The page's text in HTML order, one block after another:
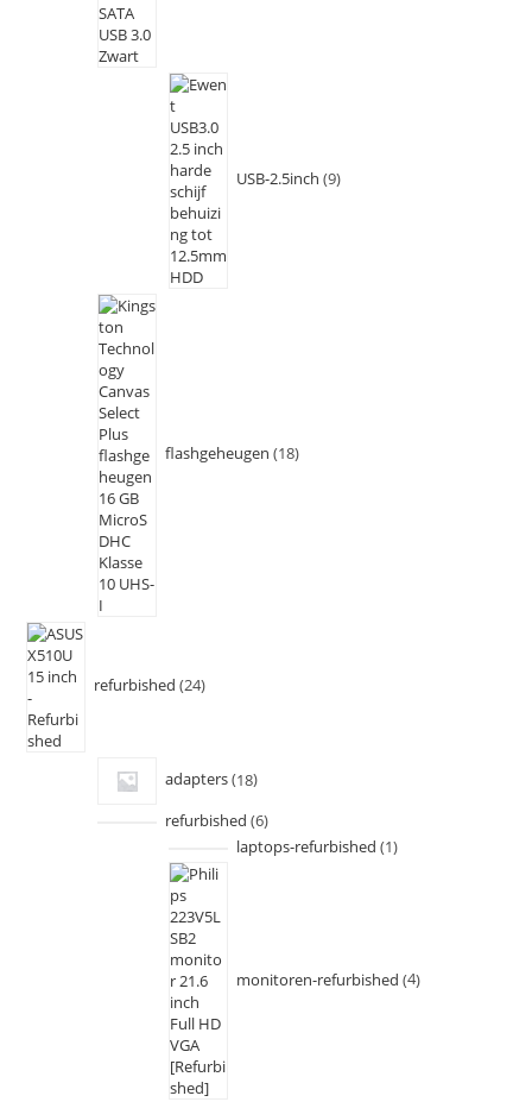
USB-2.5inch 9
flashgeheugen 18
refurbished 24
adapters 18
refurbished 6
laptops-refurbished 1
monitoren-refurbished 4